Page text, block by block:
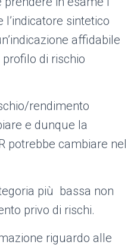
sintetico
affidabile
di rischio
rendimento
e dunque la
potrebbe cambiare nel
più bassa non
privo di rischi.
riguardo alle